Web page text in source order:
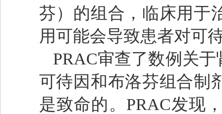
芬）的组合，临床用于
用可能会导致患者对可
PRAC审查了数例关
可待因和布洛芬组合制
是致命的。PRAC发现